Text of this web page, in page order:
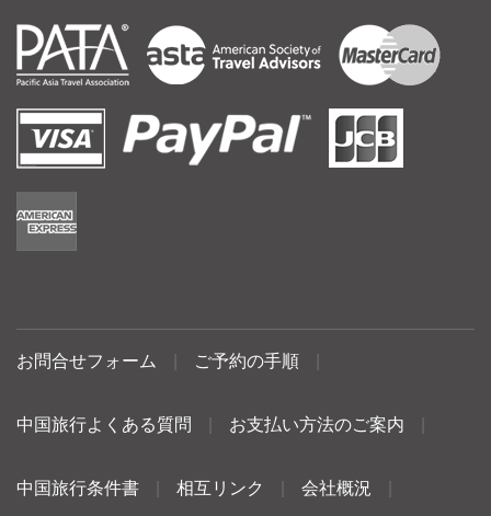
お問合せフォーム ご予約の手順
中国旅行よくある質問 お支払い方法のご案内
中国旅行条件書 相互リンク 会社概況